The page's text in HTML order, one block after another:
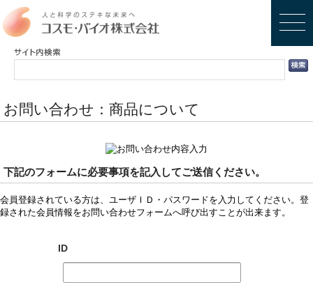
お問い合わせ：商品について
下記のフォームに必要事項を記入してご送信ください。
会員登録されている方は、ユーザＩＤ・パスワードを入力してください。登
録された会員情報をお問い合わせフォームへ呼び出すことが出来ます。
ID